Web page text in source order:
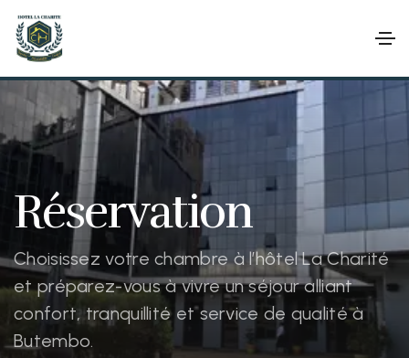
Réservation
Choisissez votre chambre à l’hôtel La Charité
et préparez-vous à vivre un séjour alliant
confort, tranquillité et service de qualité à
Butembo.